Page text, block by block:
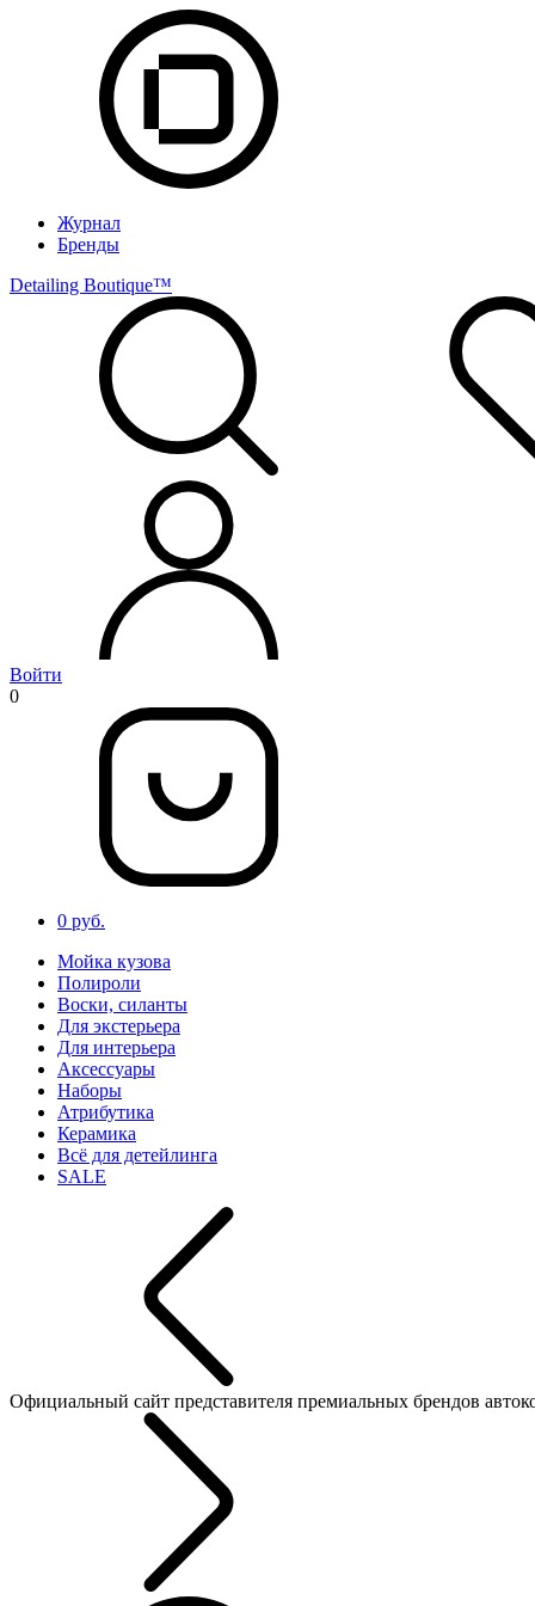
Журнал
Бренды
Detailing Boutique™️
Войти
0
0 руб.
Мойка кузова
Полироли
Воски, силанты
Для экстерьера
Для интерьера
Аксессуары
Наборы
Атрибутика
Керамика
Всё для детейлинга
SALE
Официальный сайт представителя премиальных брендов